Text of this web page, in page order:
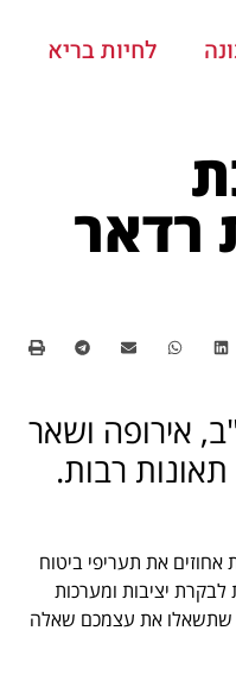
לחיות בריא
רדאר
אירופה ושאר
רבות.
בעשרות אחוזים את תעריפי ביטוח
יציבות ומערכות
שתשאלו את עצמכם שאלה